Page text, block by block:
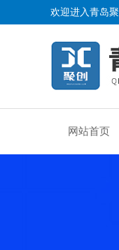
欢迎进入青岛
网站首页